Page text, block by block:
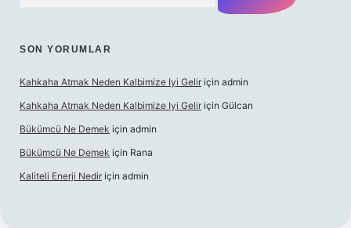
SON YORUMLAR
Kahkaha Atmak Neden Kalbimize Iyi Gelir için admin
Kahkaha Atmak Neden Kalbimize Iyi Gelir için Gülcan
Bükümcü Ne Demek için admin
Bükümcü Ne Demek için Rana
Kaliteli Enerji Nedir için admin